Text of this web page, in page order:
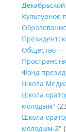
Декабрьской
Культурное
Общество —
Фонд
Школа
Школа
молодым"
Школа
молодым-2"